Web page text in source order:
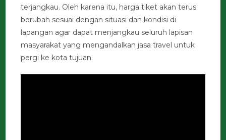
terjangkau. Oleh karena itu, harga tiket akan terus
berubah sesuai dengan situasi dan kondisi di
lapangan agar dapat menjangkau seluruh lapisan
masyarakat yang mengandalkan jasa travel untuk
pergi ke kota tujuan.